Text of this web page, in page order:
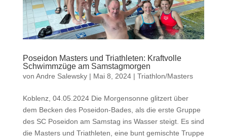
Poseidon Masters und Triathleten: Kraftvolle
Schwimmzüge am Samstagmorgen
von Andre Salewsky| Mai 8, 2024| Triathlon/Masters
Koblenz, 04.05.2024 Die Morgensonne glitzert über
dem Becken des Poseidon-Bades, als die erste Gruppe
des SC Poseidon am Samstag ins Wasser steigt. Es sind
die Masters und Triathleten, eine bunt gemischte Truppe